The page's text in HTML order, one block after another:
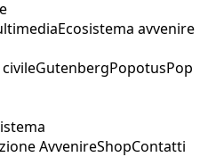
Ecosistema avvenire
GutenbergPopotusPop
AvvenireShopContatti